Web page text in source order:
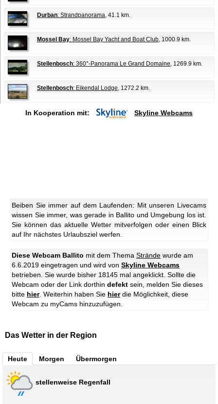
Durban: Strandpanorama , 41.1 km.
Mossel Bay: Mossel Bay Yacht and Boat Club , 1000.9 km.
Stellenbosch: 360°-Panorama Le Grand Domaine , 1269.9 km.
Stellenbosch: Eikendal Lodge , 1272.2 km.
In Kooperation mit: Skyline Webcams
Beiben Sie immer auf dem Laufenden: Mit unseren Livecams
wissen Sie immer, was gerade in Ballito und Umgebung los ist.
Sie können das aktuelle Wetter mitverfolgen oder einen Blick
auf Ihr nächstes Urlaubsziel werfen.
Diese Webcam Ballito mit dem Thema Strände wurde am
6.6.2019 eingetragen und wird von Skyline Webcams
betrieben. Sie wurde bisher 18145 mal angeklickt. Sollte die
Webcam oder der Link dorthin defekt sein, melden Sie dieses
bitte hier. Weiterhin haben Sie hierdie Möglichkeit, diese
Webcam zu myCams hinzuzufügen.
Das Wetter in der Region
Heute Morgen Übermorgen
stellenweise Regenfall